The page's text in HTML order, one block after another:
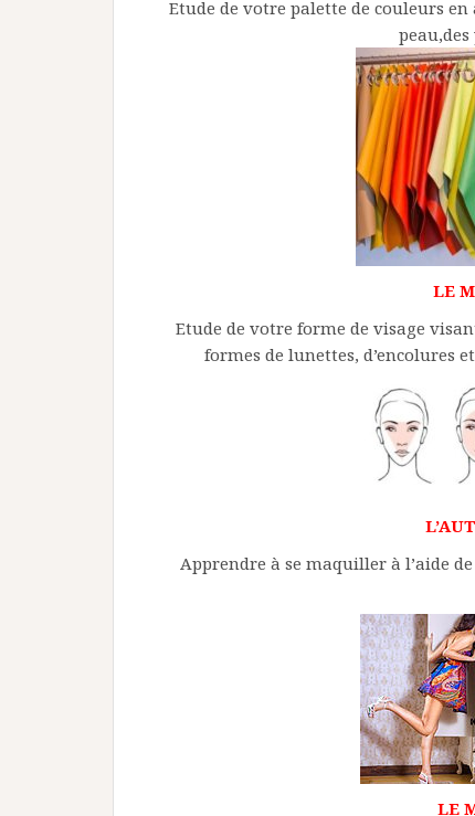
Etude de votre palette de couleurs
LE
Etude de votre forme de visage
formes de lunettes, d’encolures
Apprendre à se maquiller à l’aide
LE